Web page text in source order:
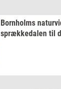
Born­holms
spræk­ke­da­len til